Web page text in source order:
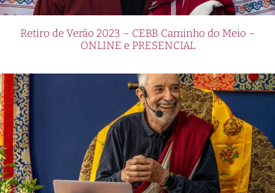
Retiro de Verão 2023 – CEBB Caminho do Meio –
ONLINE e PRESENCIAL